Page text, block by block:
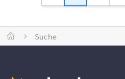
Suche